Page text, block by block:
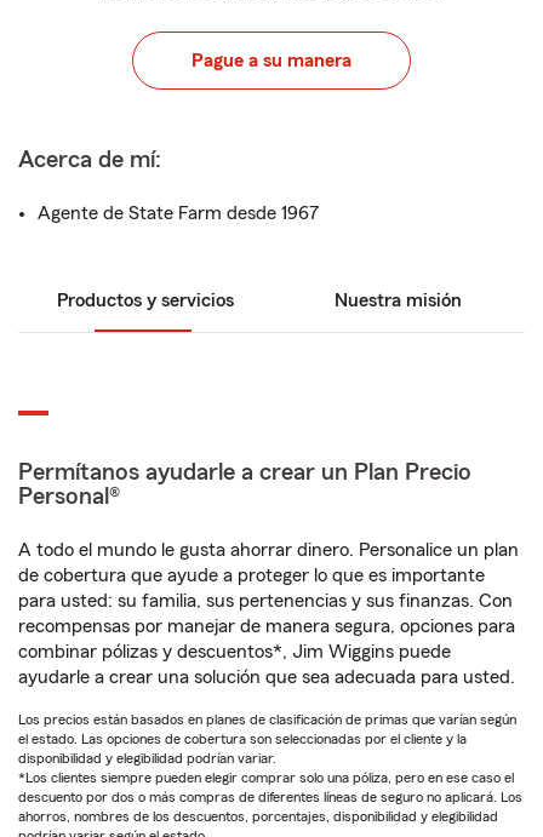
Pague a su manera
Acerca de mí:
Agente de State Farm desde 1967
Productos y servicios Nuestra misión
Permítanos ayudarle a crear un Plan Precio
Personal®
A todo el mundo le gusta ahorrar dinero. Personalice un plan
de cobertura que ayude a proteger lo que es importante
para usted: su familia, sus pertenencias y sus finanzas. Con
recompensas por manejar de manera segura, opciones para
combinar pólizas y descuentos*, Jim Wiggins puede
ayudarle a crear una solución que sea adecuada para usted.
Los precios están basados en planes de clasificación de primas que varían según
el estado. Las opciones de cobertura son seleccionadas por el cliente y la
disponibilidad y elegibilidad podrían variar.
*Los clientes siempre pueden elegir comprar solo una póliza, pero en ese caso el
descuento por dos o más compras de diferentes líneas de seguro no aplicará. Los
ahorros, nombres de los descuentos, porcentajes, disponibilidad y elegibilidad